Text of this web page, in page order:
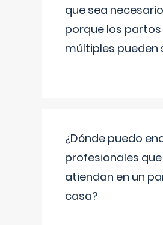
que sea
porque los partos
múltiples pueden
¿Dónde puedo
profesionales
atiendan en un
casa?